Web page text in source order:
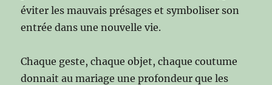
éviter les mauvais présages et symboliser son
entrée dans une nouvelle vie.
Chaque geste, chaque objet, chaque coutume
donnait au mariage une profondeur que les